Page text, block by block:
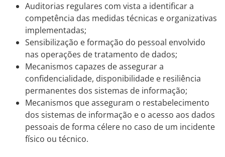
Auditorias regulares com vista a identificar a
competência das medidas técnicas e organizativas
implementadas;
Sensibilização e formação do pessoal envolvido
nas operações de tratamento de dados;
Mecanismos capazes de assegurar a
confidencialidade, disponibilidade e resiliência
permanentes dos sistemas de informação;
Mecanismos que asseguram o restabelecimento
dos sistemas de informação e o acesso aos dados
pessoais de forma célere no caso de um incidente
físico ou técnico.